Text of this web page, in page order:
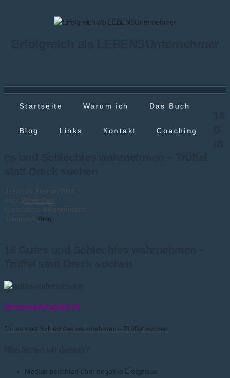
Startseite Warum ich Das Buch
Blog Links Kontakt Coaching
Datum: 10. Februar 2016
Autor: Dieter Past
Kommentare: 0 Kommentare
Kategorien: Blog
Download Kapitel 18
Gutes statt Schlechtes wahrnehmen – Trüffel suchen
Medien berichten über negative Ereignisse.